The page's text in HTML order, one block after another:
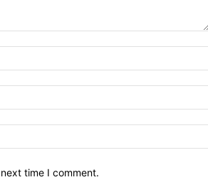
time I comment.